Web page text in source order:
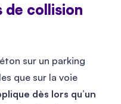
de collision
sur un parking
que sur la voie
dès lors qu’un